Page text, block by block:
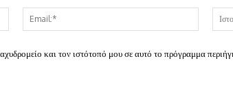
Όνομα:*
Email:*
και τον ιστότοπό μου σε αυτό το πρόγραμμα